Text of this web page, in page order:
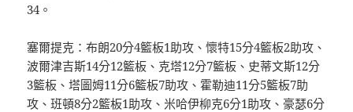
34。
塞爾提克：布朗20分4籃板1助攻、懷特15分4籃板2助攻、
波爾津吉斯14分12籃板、克塔12分7籃板、史蒂文斯12分
3籃板、塔圖姆11分6籃板7助攻、霍勒迪11分5籃板7助
攻、班頓8分2籃板1助攻、米哈伊柳克6分1助攻、豪瑟6分